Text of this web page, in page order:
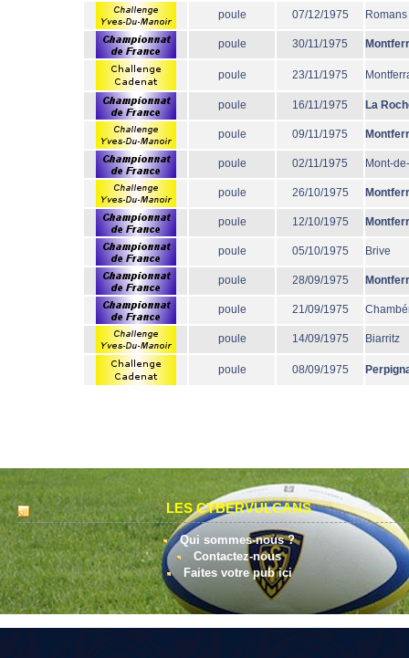
poule 07/12/1975 Romans
poule 30/11/1975
poule 23/11/1975
poule 16/11/1975 La
poule 09/11/1975
poule 02/11/1975 Mont-
poule 26/10/1975
poule 12/10/1975
poule 05/10/1975 Brive
poule 28/09/1975
poule 21/09/1975
poule 14/09/1975 Biarritz
poule 08/09/1975
LES CYBERVULCANS
Qui sommes-nous ?
Contactez-nous
Faites votre pub ici